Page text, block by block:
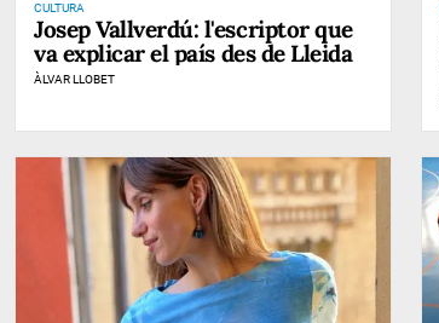
CULTURA
Josep Vallverdú: l'escriptor que
va explicar el país des de Lleida
ÀLVAR LLOBET